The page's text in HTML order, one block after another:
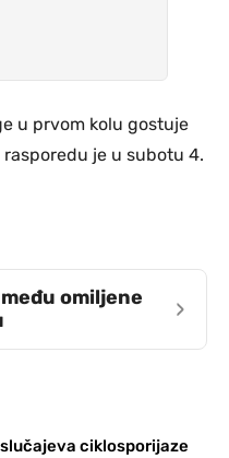
u prvom kolu gostuje
je u subotu 4.
omiljene
›
slučajeva ciklosporijaze